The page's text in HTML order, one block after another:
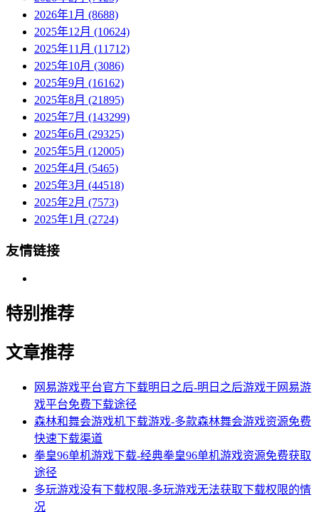
2026年1月 (8688)
2025年12月 (10624)
2025年11月 (11712)
2025年10月 (3086)
2025年9月 (16162)
2025年8月 (21895)
2025年7月 (143299)
2025年6月 (29325)
2025年5月 (12005)
2025年4月 (5465)
2025年3月 (44518)
2025年2月 (7573)
2025年1月 (2724)
友情链接
特别推荐
文章推荐
网易游戏平台官方下载明日之后-明日之后游戏于网易游
戏平台免费下载途径
森林和舞会游戏机下载游戏-多款森林舞会游戏资源免费
快速下载渠道
拳皇96单机游戏下载-经典拳皇96单机游戏资源免费获取
途径
多玩游戏没有下载权限-多玩游戏无法获取下载权限的情
况